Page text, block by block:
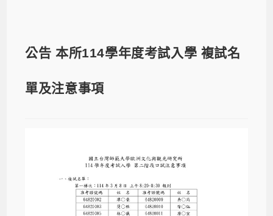
公告 本所114學年度考試入學 複試名
單及注意事項